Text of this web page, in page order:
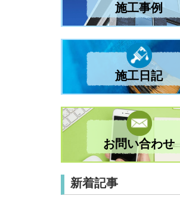
施工事例
施工日記
お問い合わせ
新着記事